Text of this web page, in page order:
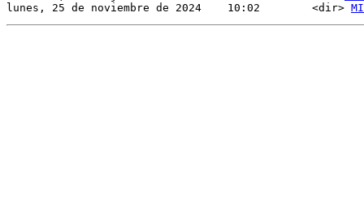
lunes, 25 de noviembre de 2024    10:02        <dir>